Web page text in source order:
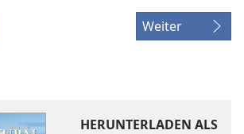
Weiter
HERUNTERLADEN ALS